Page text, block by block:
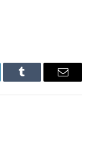
Tumblr Email